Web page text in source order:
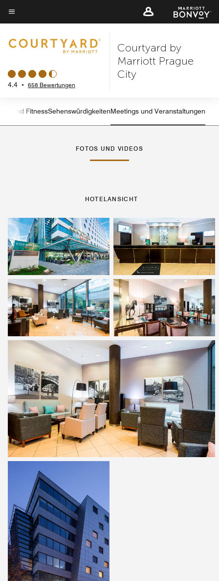
Skip
to
content
Menütext
4.4 • 658 Bewertungen
Courtyard by
Marriott Prague
City
Linkspfeil
und FitnessSehenswürdigkeitenMeetings und Veranstaltungen
FOTOS UND VIDEOS
HOTELANSICHT